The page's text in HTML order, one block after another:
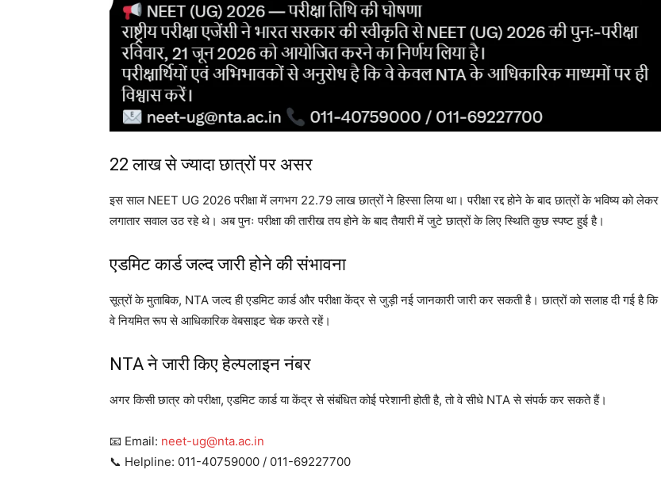
22 लाख से ज्यादा छात्रों पर असर
इस साल NEET UG 2026 परीक्षा में लगभग 22.79 लाख छात्रों ने हिस्सा लिया था। परीक्षा रद्द होने के बाद छात्रों के भविष्य को लेकर
लगातार सवाल उठ रहे थे। अब पुनः परीक्षा की तारीख तय होने के बाद तैयारी में जुटे छात्रों के लिए स्थिति कुछ स्पष्ट हुई है।
एडमिट कार्ड जल्द जारी होने की संभावना
सूत्रों के मुताबिक, NTA जल्द ही एडमिट कार्ड और परीक्षा केंद्र से जुड़ी नई जानकारी जारी कर सकती है। छात्रों को सलाह दी गई है कि
वे नियमित रूप से आधिकारिक वेबसाइट चेक करते रहें।
NTA ने जारी किए हेल्पलाइन नंबर
अगर किसी छात्र को परीक्षा, एडमिट कार्ड या केंद्र से संबंधित कोई परेशानी होती है, तो वे सीधे NTA से संपर्क कर सकते हैं।
📧 Email: neet-ug@nta.ac.in
📞 Helpline: 011-40759000 / 011-69227700